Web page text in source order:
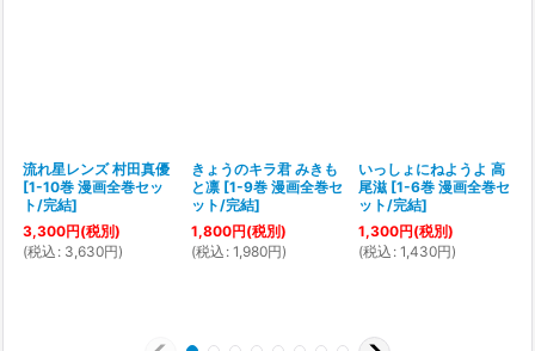
流れ星レンズ 村田真優
[1-10巻 漫画全巻セッ
ト/完結]
3,300円(税別)
(税込 : 3,630円)
きょうのキラ君 みきも
と凛 [1-9巻 漫画全巻セ
ット/完結]
1,800円(税別)
(税込 : 1,980円)
いっしょにねようよ 高
尾滋 [1-6巻 漫画全巻セ
ット/完結]
1,300円(税別)
(税込 : 1,430円)